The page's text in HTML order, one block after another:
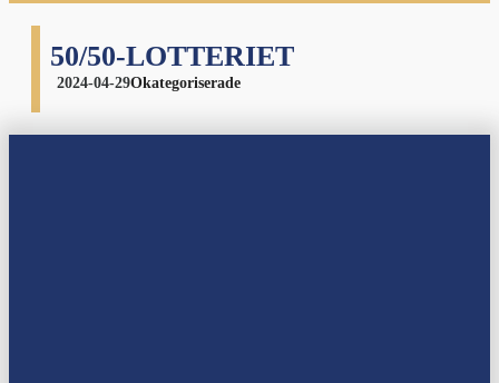
50/50-LOTTERIET
2024-04-29Okategoriserade